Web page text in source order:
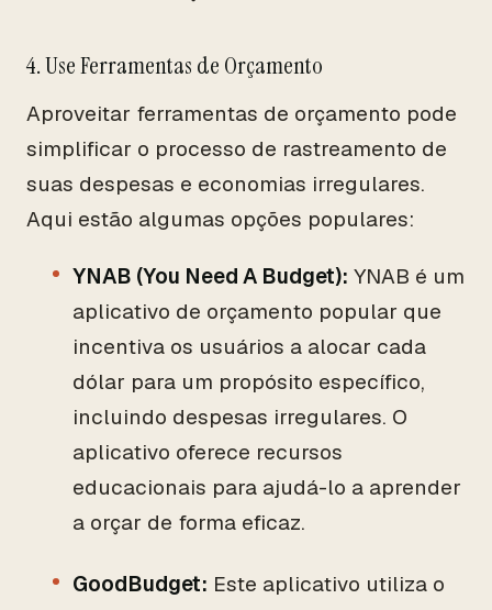
4. Use Ferramentas de Orçamento
Aproveitar ferramentas de orçamento pode
simplificar o processo de rastreamento de
suas despesas e economias irregulares.
Aqui estão algumas opções populares:
YNAB (You Need A Budget): YNAB é um
aplicativo de orçamento popular que
incentiva os usuários a alocar cada
dólar para um propósito específico,
incluindo despesas irregulares. O
aplicativo oferece recursos
educacionais para ajudá-lo a aprender
a orçar de forma eficaz.
GoodBudget: Este aplicativo utiliza o